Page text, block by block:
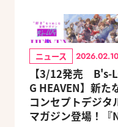
ニュース 2026.02.10
【3/12発売 B's-
G HEAVEN】新た
コンセプトデジタ
マガジン登場！『